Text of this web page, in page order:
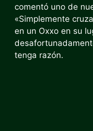
comentó uno de
«Simplemente
en un Oxxo en su
tenga razón.